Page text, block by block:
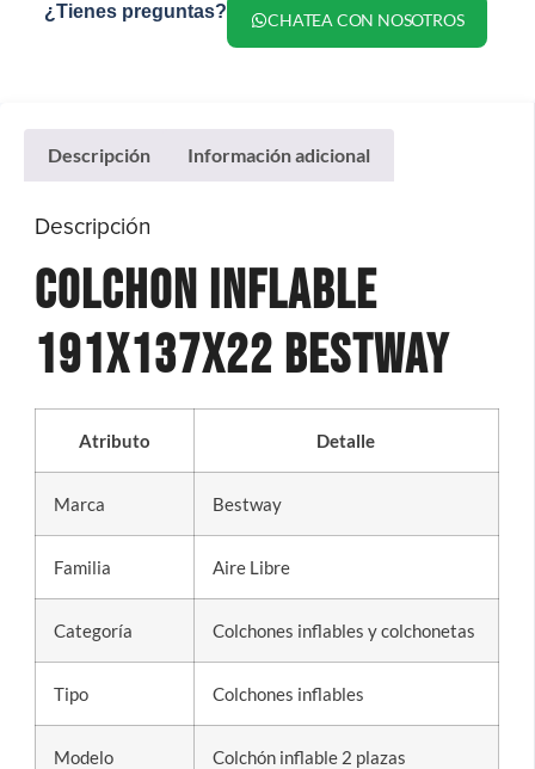
¿Tienes preguntas? CHATEA CON NOSOTROS
Descripción Información adicional
Descripción
Colchon Inflable
191x137x22 Bestway
Atributo Detalle
Marca Bestway
Familia Aire Libre
Categoría Colchones inflables y colchonetas
Tipo Colchones inflables
Modelo Colchón inflable 2 plazas